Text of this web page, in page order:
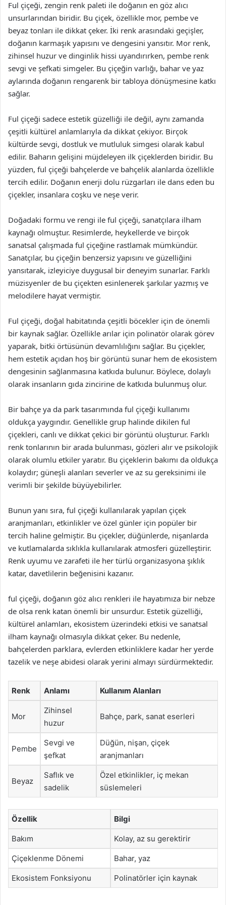
Ful çiçeği, zengin renk paleti ile doğanın en göz alıcı
unsurlarından biridir. Bu çiçek, özellikle mor, pembe ve
beyaz tonları ile dikkat çeker. İki renk arasındaki geçişler,
doğanın karmaşık yapısını ve dengesini yansıtır. Mor renk,
zihinsel huzur ve dinginlik hissi uyandırırken, pembe renk
sevgi ve şefkati simgeler. Bu çiçeğin varlığı, bahar ve yaz
aylarında doğanın rengarenk bir tabloya dönüşmesine katkı
sağlar.
Ful çiçeği sadece estetik güzelliği ile değil, aynı zamanda
çeşitli kültürel anlamlarıyla da dikkat çekiyor. Birçok
kültürde sevgi, dostluk ve mutluluk simgesi olarak kabul
edilir. Baharın gelişini müjdeleyen ilk çiçeklerden biridir. Bu
yüzden, ful çiçeği bahçelerde ve bahçelik alanlarda özellikle
tercih edilir. Doğanın enerji dolu rüzgarları ile dans eden bu
çiçekler, insanlara coşku ve neşe verir.
Doğadaki formu ve rengi ile ful çiçeği, sanatçılara ilham
kaynağı olmuştur. Resimlerde, heykellerde ve birçok
sanatsal çalışmada ful çiçeğine rastlamak mümkündür.
Sanatçılar, bu çiçeğin benzersiz yapısını ve güzelliğini
yansıtarak, izleyiciye duygusal bir deneyim sunarlar. Farklı
müzisyenler de bu çiçekten esinlenerek şarkılar yazmış ve
melodilere hayat vermiştir.
Ful çiçeği, doğal habitatında çeşitli böcekler için de önemli
bir kaynak sağlar. Özellikle arılar için polinatör olarak görev
yaparak, bitki örtüsünün devamlılığını sağlar. Bu çiçekler,
hem estetik açıdan hoş bir görüntü sunar hem de ekosistem
dengesinin sağlanmasına katkıda bulunur. Böylece, dolaylı
olarak insanların gıda zincirine de katkıda bulunmuş olur.
Bir bahçe ya da park tasarımında ful çiçeği kullanımı
oldukça yaygındır. Genellikle grup halinde dikilen ful
çiçekleri, canlı ve dikkat çekici bir görüntü oluşturur. Farklı
renk tonlarının bir arada bulunması, gözleri alır ve psikolojik
olarak olumlu etkiler yaratır. Bu çiçeklerin bakımı da oldukça
kolaydır; güneşli alanları severler ve az su gereksinimi ile
verimli bir şekilde büyüyebilirler.
Bunun yanı sıra, ful çiçeği kullanılarak yapılan çiçek
aranjmanları, etkinlikler ve özel günler için popüler bir
tercih haline gelmiştir. Bu çiçekler, düğünlerde, nişanlarda
ve kutlamalarda sıklıkla kullanılarak atmosferi güzelleştirir.
Renk uyumu ve zarafeti ile her türlü organizasyona şıklık
katar, davetlilerin beğenisini kazanır.
ful çiçeği, doğanın göz alıcı renkleri ile hayatımıza bir nebze
de olsa renk katan önemli bir unsurdur. Estetik güzelliği,
kültürel anlamları, ekosistem üzerindeki etkisi ve sanatsal
ilham kaynağı olmasıyla dikkat çeker. Bu nedenle,
bahçelerden parklara, evlerden etkinliklere kadar her yerde
tazelik ve neşe abidesi olarak yerini almayı sürdürmektedir.
Renk Anlamı Kullanım Alanları
Mor
Zihinsel
huzur
Bahçe, park, sanat eserleri
Pembe
Sevgi ve
şefkat
Düğün, nişan, çiçek
aranjmanları
Beyaz
Saflık ve
sadelik
Özel etkinlikler, iç mekan
süslemeleri
Özellik Bilgi
Bakım Kolay, az su gerektirir
Çiçeklenme Dönemi Bahar, yaz
Ekosistem Fonksiyonu Polinatörler için kaynak